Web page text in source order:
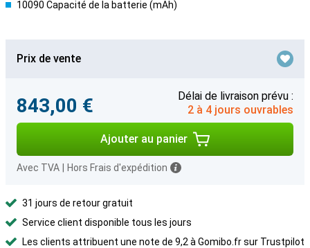
10090 Capacité de la batterie (mAh)
Prix de vente
843,00 €
Délai de livraison prévu :
2 à 4 jours ouvrables
Ajouter au panier
Avec TVA Hors Frais d'expédition
31 jours de retour gratuit
Service client disponible tous les jours
Les clients attribuent une note de 9,2 à Gomibo.fr sur Trustpilot